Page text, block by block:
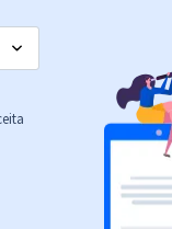
vista
88,56